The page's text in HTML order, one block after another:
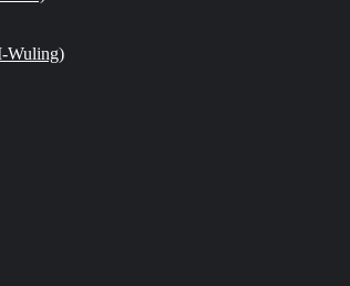
Wuling)